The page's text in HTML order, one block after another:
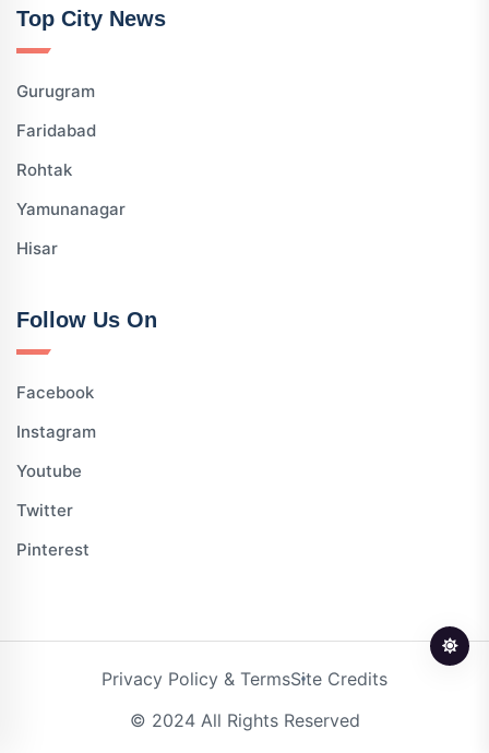
Top City News
Gurugram
Faridabad
Rohtak
Yamunanagar
Hisar
Follow Us On
Facebook
Instagram
Youtube
Twitter
Pinterest
Privacy Policy & TermsSite Credits
© 2024 All Rights Reserved